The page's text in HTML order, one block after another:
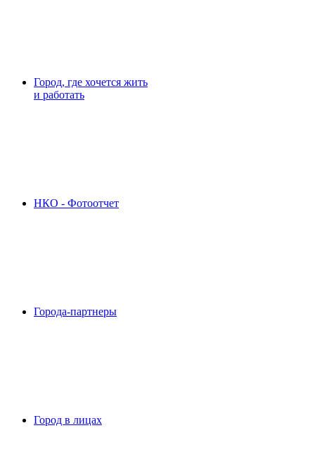
Город, где хочется жить
и работать
НКО - Фотоотчет
Города-партнеры
Город в лицах